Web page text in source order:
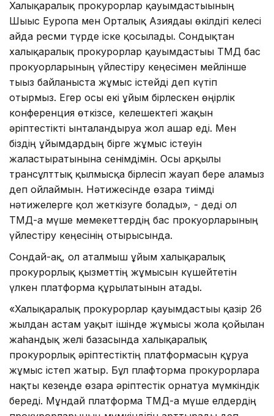
Халықаралық прокурорлар қауымдастығының
Шығыс Еуропа мен Орталық Азиядағы өкілдігі келесі
айда ресми түрде іске қосылады. Сондықтан
халықаралық прокурорлар қауымдастығы ТМД бас
прокуорларының үйлестіру кеңесімен мейлінше
тығыз байланыста жұмыс істейді деп күтіп
отырмыз. Егер осы екі ұйым бірлескен өңірлік
конференция өткізсе, келешектегі жақын
әріптестікті ынталандыруға жол ашар еді. Мен
біздің ұйымдардың бірге жұмыс істеуін
жалғастыратынына сенімдімін. Осы арқылы
трансұлттық қылмысқа бірлесіп жауап бере аламыз
деп ойлаймын. Нәтижесінде өзара тиімді
нәтижелерге қол жеткізуге болады», - деді ол
ТМД-ға мүше мемекеттердің бас прокуорларының
үйлестіру кеңесінің отырысында.
Сондай-ақ, ол аталмыш ұйым халықаралық
прокурорлық қызметтің жұмысын күшейтетін
үлкен платформа құрылатынын атады.
«Халықаралық прокурорлар қауымдастығы қазір 26
жылдан астам уақыт ішінде жұмысы жолға қойылған
жаһандық желі базасында халықаралық
прокурорлық әріптестіктің платформасын құруға
жұмыс істеп жатыр. Бұл плафторма прокурорларға
нақты кезеңде өзара әріптестік орнатуға мүмкіндік
береді. Мұндай платформа ТМД-ға мүше елдердің